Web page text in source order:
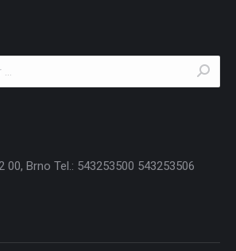
00, Brno Tel.: 543253500 543253506